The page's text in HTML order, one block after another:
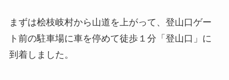
まずは桧枝岐村から山道を上がって、登山口ゲー
ト前の駐車場に車を停めて徒歩１分「登山口」に
到着しました。